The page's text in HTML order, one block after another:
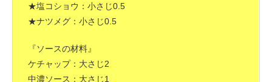
★塩コショウ：小さじ0.5
★ナツメグ：小さじ0.5
『ソースの材料』
ケチャップ：大さじ2
中濃ソース：大さじ1